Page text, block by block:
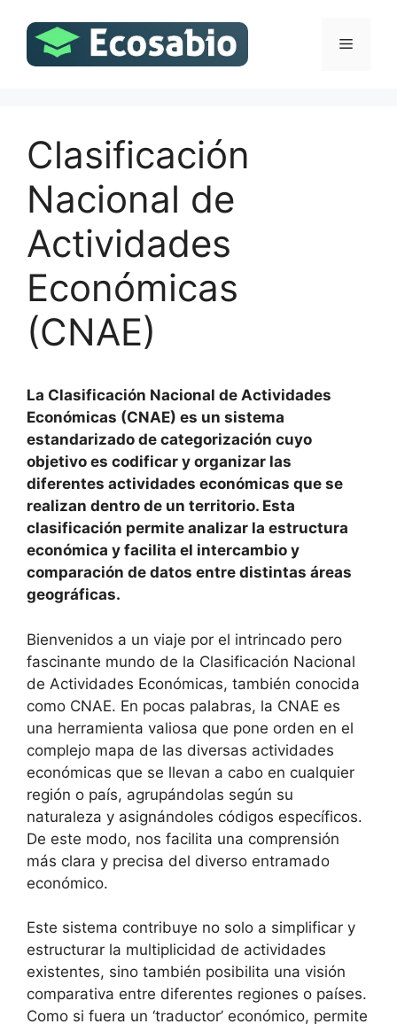
contenido
Menú
Clasificación
Nacional de
Actividades
Económicas
(CNAE)
La Clasificación Nacional de Actividades
Económicas (CNAE) es un sistema
estandarizado de categorización cuyo
objetivo es codificar y organizar las
diferentes actividades económicas que se
realizan dentro de un territorio. Esta
clasificación permite analizar la estructura
económica y facilita el intercambio y
comparación de datos entre distintas áreas
geográficas.
Bienvenidos a un viaje por el intrincado pero
fascinante mundo de la Clasificación Nacional
de Actividades Económicas, también conocida
como CNAE. En pocas palabras, la CNAE es
una herramienta valiosa que pone orden en el
complejo mapa de las diversas actividades
económicas que se llevan a cabo en cualquier
región o país, agrupándolas según su
naturaleza y asignándoles códigos específicos.
De este modo, nos facilita una comprensión
más clara y precisa del diverso entramado
económico.
Este sistema contribuye no solo a simplificar y
estructurar la multiplicidad de actividades
existentes, sino también posibilita una visión
comparativa entre diferentes regiones o países.
Como si fuera un ‘traductor’ económico, permite